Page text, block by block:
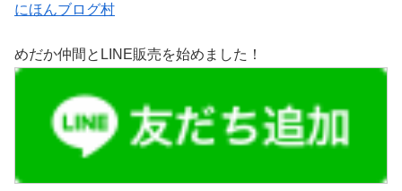
にほんブログ村
めだか仲間とLINE販売を始めました！